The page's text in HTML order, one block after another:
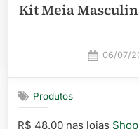
Kit Meia
Posted
06/07/
Produtos
R$ 48.00 nas lojas